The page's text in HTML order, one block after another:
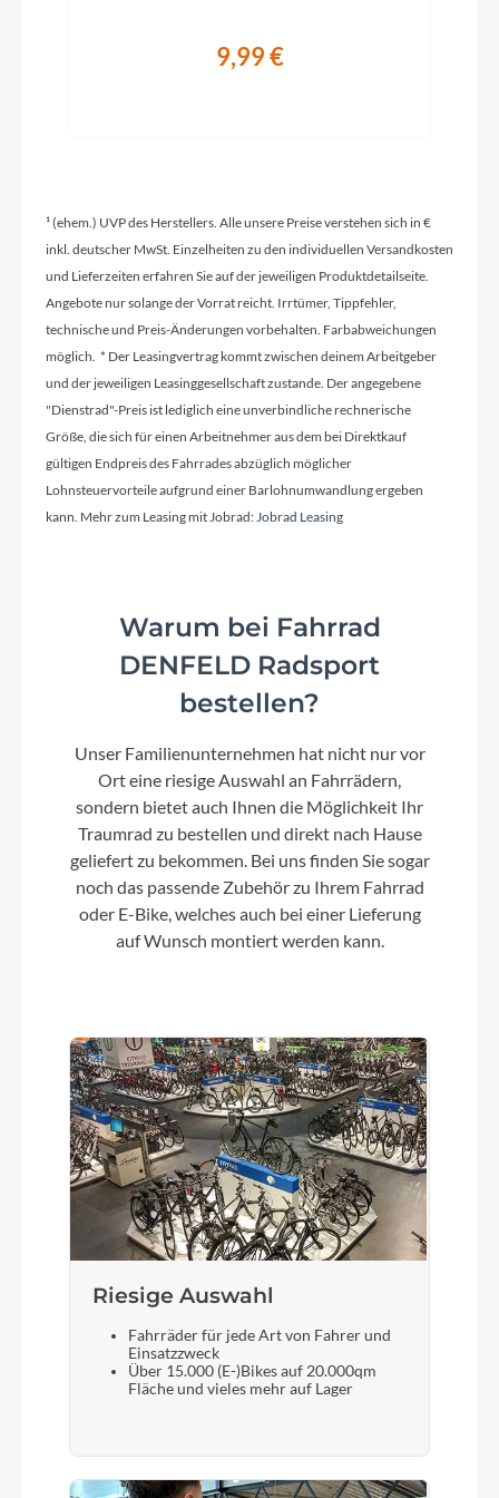
Rahmentyp
Griffe
ACID Travel Comfort
Ladegerät
Shimano Cues RD-U6000-GS, 11-Speed
Aluminium Superlite
Kurbelgarnitur
Kassette
Shimano Cues CS-LG400, 11-50T
CUBE Comfort Trail Bar, 700mm
goldenlime´n´black
Motor
Bosch Drive Unit Performance Line PX max.
90Nm (BDU34)
Kette
Rücklicht
ACID Mudguard Rear Light PRO-E, 12V, DC
Gewicht
27,3 kg
9,99 €
¹ (ehem.) UVP des Herstellers. Alle unsere Preise verstehen sich in €
inkl. deutscher MwSt. Einzelheiten zu den individuellen Versandkosten
und Lieferzeiten erfahren Sie auf der jeweiligen Produktdetailseite.
Angebote nur solange der Vorrat reicht. Irrtümer, Tippfehler,
technische und Preis-Änderungen vorbehalten. Farbabweichungen
möglich. * Der Leasingvertrag kommt zwischen deinem Arbeitgeber
und der jeweiligen Leasinggesellschaft zustande. Der angegebene
"Dienstrad"-Preis ist lediglich eine unverbindliche rechnerische
Größe, die sich für einen Arbeitnehmer aus dem bei Direktkauf
gültigen Endpreis des Fahrrades abzüglich möglicher
Lohnsteuervorteile aufgrund einer Barlohnumwandlung ergeben
kann. Mehr zum Leasing mit Jobrad:Jobrad Leasing
Warum bei Fahrrad
DENFELD Radsport
bestellen?
Unser Familienunternehmen hat nicht nur vor
Ort eine riesige Auswahl an Fahrrädern,
sondern bietet auch Ihnen die Möglichkeit Ihr
Traumrad zu bestellen und direkt nach Hause
geliefert zu bekommen. Bei uns finden Sie sogar
noch das passende Zubehör zu Ihrem Fahrrad
oder E-Bike, welches auch bei einer Lieferung
auf Wunsch montiert werden kann.
Riesige Auswahl
Fahrräder für jede Art von Fahrer und
Einsatzzweck
Über 15.000 (E-)Bikes auf 20.000qm
Fläche und vieles mehr auf Lager